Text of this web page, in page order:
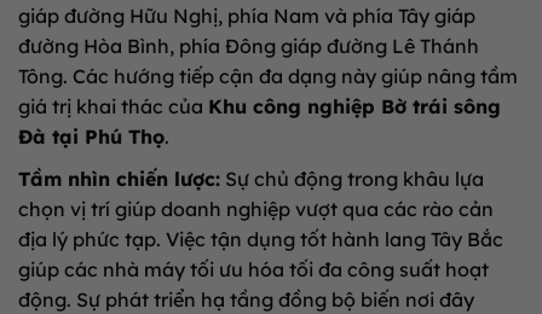
giáp đường Hữu Nghị, phía Nam và phía Tây giáp
đường Hòa Bình, phía Đông giáp đường Lê Thánh
Tông. Các hướng tiếp cận đa dạng này giúp nâng tầm
giá trị khai thác của Khu công nghiệp Bờ trái sông
Đà tại Phú Thọ.
Tầm nhìn chiến lược: Sự chủ động trong khâu lựa
chọn vị trí giúp doanh nghiệp vượt qua các rào cản
địa lý phức tạp. Việc tận dụng tốt hành lang Tây Bắc
giúp các nhà máy tối ưu hóa tối đa công suất hoạt
động. Sự phát triển hạ tầng đồng bộ biến nơi đây